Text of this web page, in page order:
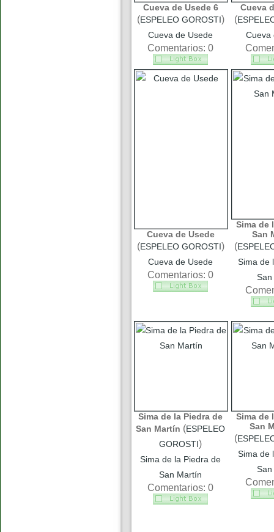
Cueva de Usede 6
(ESPELEO GOROSTI)
Cueva de Usede
Comentarios: 0
Cueva
(
Cueva
Cueva de Usede
(ESPELEO GOROSTI)
Cueva de Usede
Comentarios: 0
Sima de
San
(
Sima de
Sima de la Piedra de
San Martín (ESPELEO
GOROSTI)
Sima de la Piedra de
San Martín
Comentarios: 0
Sima de
San
(
Sima de